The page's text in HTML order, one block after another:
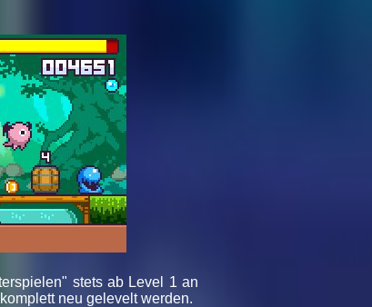
stets ab Level 1 an
neu gelevelt werden.